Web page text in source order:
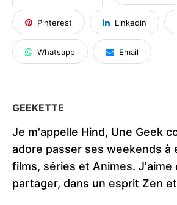
Pinterest Linkedin
Whatsapp Email
GEEKETTE
Je m'appelle Hind, Une Geek
adore passer ses weekends à
films, séries et Animes. J'aime
partager, dans un esprit Zen